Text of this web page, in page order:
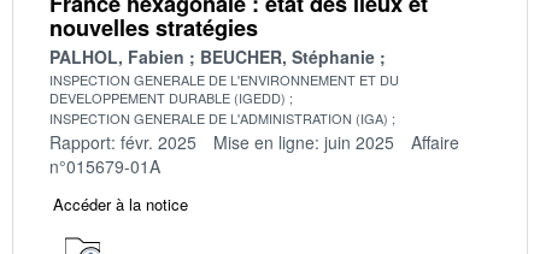
nouvelles stratégies
PALHOL, Fabien BEUCHER, Stéphanie
INSPECTION GENERALE DE L'ENVIRONNEMENT ET DU
DEVELOPPEMENT DURABLE (IGEDD)
INSPECTION GENERALE DE L'ADMINISTRATION (IGA)
Rapport: févr. 2025 Mise en ligne: juin 2025
Affaire
n°015679-01A
Accéder à la notice